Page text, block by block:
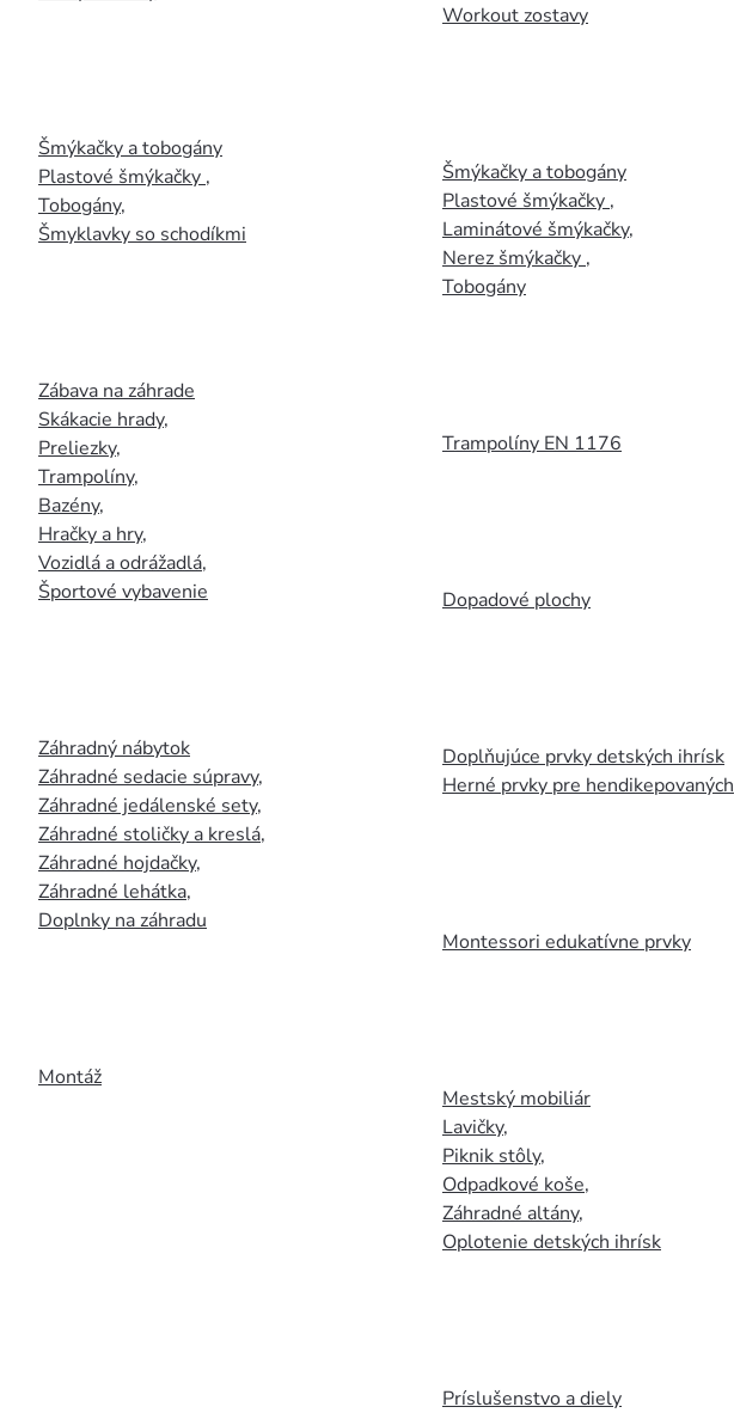
Šmýkačky a tobogány
Plastové šmýkačky ,
Tobogány,
Šmyklavky so schodíkmi
Zábava na záhrade
Skákacie hrady,
Preliezky,
Trampolíny,
Bazény,
Hračky a hry,
Vozidlá a odrážadlá,
Športové vybavenie
Záhradný nábytok
Záhradné sedacie súpravy,
Záhradné jedálenské sety,
Záhradné stoličky a kreslá,
Záhradné hojdačky,
Záhradné lehátka,
Doplnky na záhradu
Montáž
Workout zostavy
Šmýkačky a tobogány
Plastové šmýkačky ,
Laminátové šmýkačky,
Nerez šmýkačky ,
Tobogány
Trampolíny EN 1176
Dopadové plochy
Doplňujúce prvky detských ihrísk
Herné prvky pre hendikepovaných
Montessori edukatívne prvky
Mestský mobiliár
Lavičky,
Piknik stôly,
Odpadkové koše,
Záhradné altány,
Oplotenie detských ihrísk
Príslušenstvo a diely